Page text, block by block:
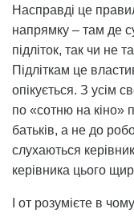
Насправді це
напрямку – там де
підліток, так чи не
Підліткам це
опікується. З усім
по «сотню на кіно»
батьків, а не до
слухаються
керівника цього
І от розумієте в